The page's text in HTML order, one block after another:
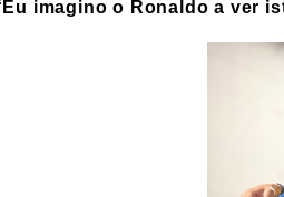
imagino o Ronaldo a ver